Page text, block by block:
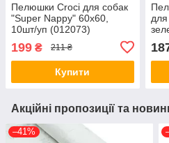
Пелюшки Croci для собак
"Super Nappy" 60х60,
10шт/уп (012073)
199 ₴ 211 ₴
Купити
Акційні пропозиції та
–41%